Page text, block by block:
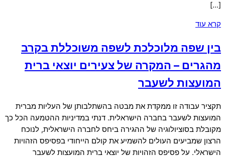
[…]
קרא עוד
בין שפה מלוכלכת לשפה משוכללת בקרב
מהגרים – המקרה של צעירים יוצאי ברית
המועצות לשעבר
תקציר עבודה זו ממקדת את מבטה בהשתלבותן של העליות מברית
המועצות לשעבר בחברה הישראלית. דנתי במדיניות ההטמעה הכל כך
מקובלת בסוציולוגיה של ההגירה ביחס לחברה הישראלית, לנוכח
הרצון שמביעים העולים להשמיע את קולם הייחודי בפסיפס הזהויות
הישראלי. על פסיפס הזהויות של יוצאי ברית המועצות לשעבר